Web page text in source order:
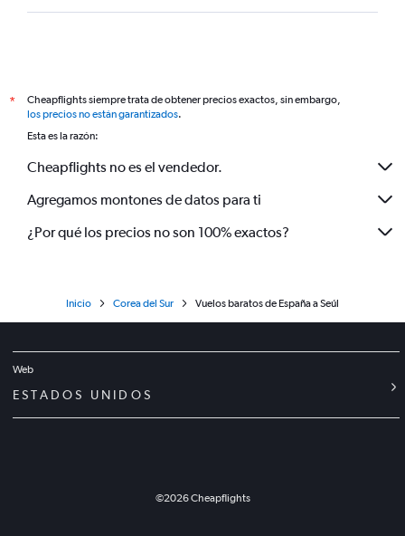
*
Cheapflights siempre trata de obtener precios exactos, sin embargo,
los precios no están garantizados.
Esta es la razón:
Cheapflights no es el vendedor.
Agregamos montones de datos para ti
¿Por qué los precios no son 100% exactos?
Inicio Corea del Sur Vuelos baratos de España a Seúl
Web
ESTADOS UNIDOS
©2026Cheapflights